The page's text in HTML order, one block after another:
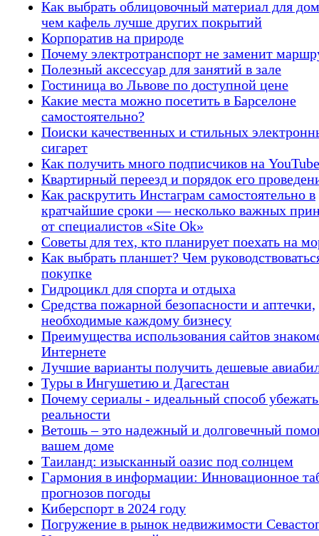
Как выбрать облицовочный материал для
чем кафель лучше других покрытий
Корпоратив на природе
Почему электротранспорт не заменит
Полезный аксессуар для занятий в зале
Гостиница во Львове по доступной цене
Какие места можно посетить в Барселоне
самостоятельно?
Поиски качественных и стильных
сигарет
Как получить много подписчиков на YouTube
Квартирный переезд и порядок его
Как раскрутить Инстаграм самостоятельно в
кратчайшие сроки — несколько важных
от специалистов «Site Ok»
Советы для тех, кто планирует поехать на
Как выбрать планшет? Чем
покупке
Гидроцикл для спорта и отдыха
Средства пожарной безопасности и аптечки,
необходимые каждому бизнесу
Преимущества использования сайтов
Интернете
Лучшие варианты получить дешевые
Туры в Ингушетию и Дагестан
Почему сериалы - идеальный способ
реальности
Ветошь – это надежный и долговечный
вашем доме
Таиланд: изысканный оазис под солнцем
Гармония в информации: Инновационное
прогнозов погоды
Киберспорт в 2024 году
Погружение в рынок недвижимости